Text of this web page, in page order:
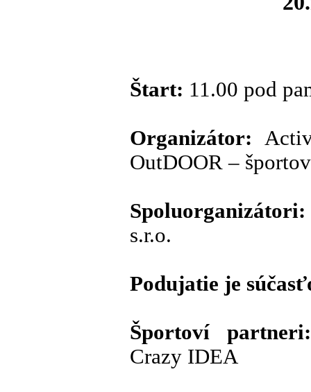
Štart: 11.00 pod
Organizátor:
OutDOOR –
Spoluorganizátori:
s.r.o.
Podujatie je
Športoví partneri:
Crazy IDEA